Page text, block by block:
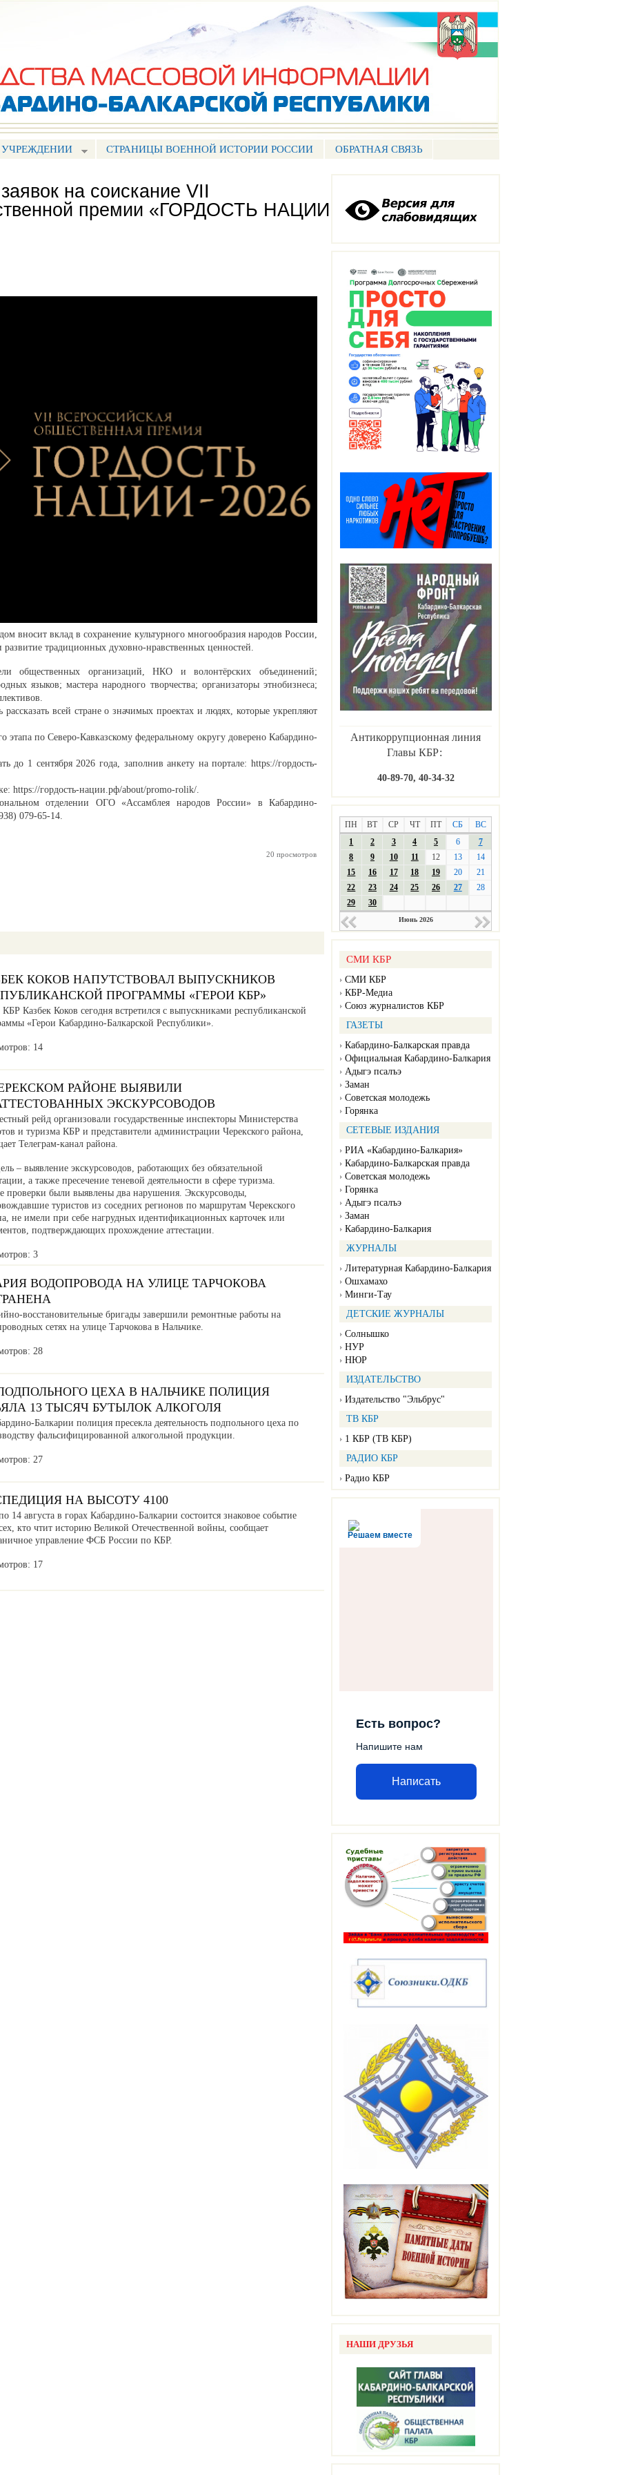
УЧРЕЖДЕНИИ СТРАНИЦЫ ВОЕННОЙ ИСТОРИИ РОССИИ ОБРАТНАЯ СВЯЗЬ
Антикоррупционная линия
Главы КБР:
40-89-70, 40-34-32
ПН ВТ СР ЧТ ПТ СБ
ВС
1
2 3 4 5 6
7
8
9 10 11 12 13
14
15
16 17 18 19 20
21
22
23 24 25 26 27
28
29
30
Июнь 2026
СМИ КБР
СМИ КБР
КБР-Медиа
Союз журналистов КБР
ГАЗЕТЫ
Кабардино-Балкарская правда
Официальная Кабардино-Балкария
Адыгэ псалъэ
Заман
Советская молодежь
Горянка
СЕТЕВЫЕ ИЗДАНИЯ
РИА «Кабардино-Балкария»
Кабардино-Балкарская правда
Советская молодежь
Горянка
Адыгэ псалъэ
Заман
Кабардино-Балкария
ЖУРНАЛЫ
Литературная Кабардино-Балкария
Ошхамахо
Минги-Тау
ДЕТСКИЕ ЖУРНАЛЫ
Солнышко
НУР
НЮР
ИЗДАТЕЛЬСТВО
Издательство "Эльбрус"
ТВ КБР
1 КБР (ТВ КБР)
РАДИО КБР
Радио КБР
Решаем вместе
Есть вопрос?
Напишите нам
Написать
НАШИ ДРУЗЬЯ
на соискание VII
премии «ГОРДОСТЬ НАЦИИ
вносит вклад в сохранение культурного многообразия народов России,
традиционных духовно-нравственных ценностей.
общественных организаций, НКО и волонтёрских объединений;
языков; мастера народного творчества; организаторы этнобизнеса;
всей стране о значимых проектах и людях, которые укрепляют
этапа по Северо-Кавказскому федеральному округу доверено Кабардино-
до 1 сентября 2026 года, заполнив анкету на портале: https://гордость-
https://гордость-нации.рф/about/promo-rolik/.
отделении ОГО «Ассамблея народов России» в Кабардино-
079-65-14.
20 просмотров
КОКОВ НАПУТСТВОВАЛ ВЫПУСКНИКОВ
ПРОГРАММЫ «ГЕРОИ КБР»
КБР Казбек Коков сегодня встретился с выпускниками республиканской
«Герои Кабардино-Балкарской Республики».
14
РАЙОНЕ ВЫЯВИЛИ
ЭКСКУРСОВОДОВ
рейд организовали государственные инспекторы Министерства
и туризма КБР и представители администрации Черекского района,
Телеграм-канал района.
– выявление экскурсоводов, работающих без обязательной
а также пресечение теневой деятельности в сфере туризма.
проверки были выявлены два нарушения. Экскурсоводы,
туристов из соседних регионов по маршрутам Черекского
не имели при себе нагрудных идентификационных карточек или
подтверждающих прохождение аттестации.
3
ВОДОПРОВОДА НА УЛИЦЕ ТАРЧОКОВА
восстановительные бригады завершили ремонтные работы на
сетях на улице Тарчокова в Нальчике.
28
ЦЕХА В НАЛЬЧИКЕ ПОЛИЦИЯ
13 ТЫСЯЧ БУТЫЛОК АЛКОГОЛЯ
Балкарии полиция пресекла деятельность подпольного цеха по
фальсифицированной алкогольной продукции.
27
НА ВЫСОТУ 4100
14 августа в горах Кабардино-Балкарии состоится знаковое событие
кто чтит историю Великой Отечественной войны, сообщает
управление ФСБ России по КБР.
17